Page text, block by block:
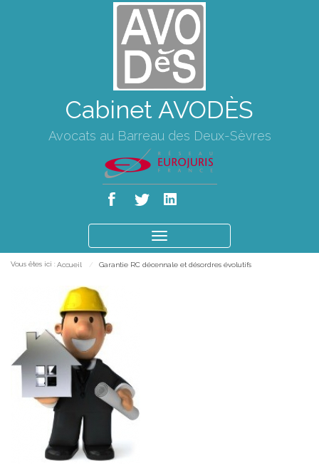
Cabinet AVODÈS
Avocats au Barreau des Deux-Sèvres
le
Vous êtes ici : Accueil Garantie RC décennale et désordres évolutifs